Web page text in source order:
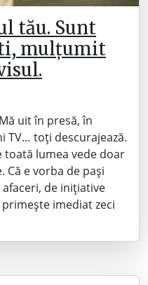
tău. Sunt
mulțumit
uit în presă, în
TV… toți descurajează.
toată lumea vede doar
e vorba de pași
de inițiative
imediat zeci